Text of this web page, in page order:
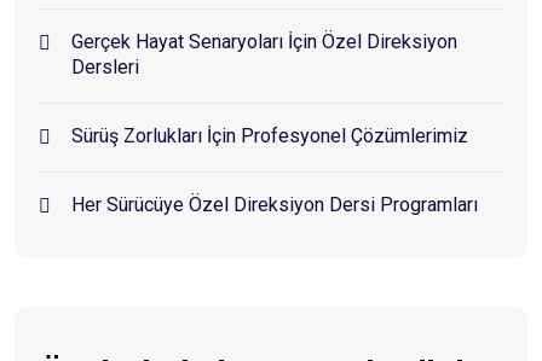
Gerçek Hayat Senaryoları İçin Özel Direksiyon
Dersleri
Sürüş Zorlukları İçin Profesyonel Çözümlerimiz
Her Sürücüye Özel Direksiyon Dersi Programları